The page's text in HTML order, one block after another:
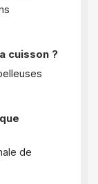
cuisson ?
de